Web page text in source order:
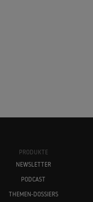
PRODUKTE
NEWSLETTER
PODCAST
THEMEN-DOSSIERS